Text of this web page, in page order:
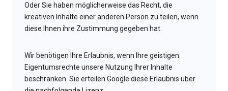
Oder Sie haben möglicherweise das Recht, die
kreativen Inhalte einer anderen Person zu teilen, wenn
diese Ihnen ihre Zustimmung gegeben hat.
Wir benötigen Ihre Erlaubnis, wenn Ihre geistigen
Eigentumsrechte unsere Nutzung Ihrer Inhalte
beschränken. Sie erteilen Google diese Erlaubnis über